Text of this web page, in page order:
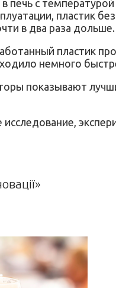
с
пластик
в два раза дольше.
пластик
немного
показывают